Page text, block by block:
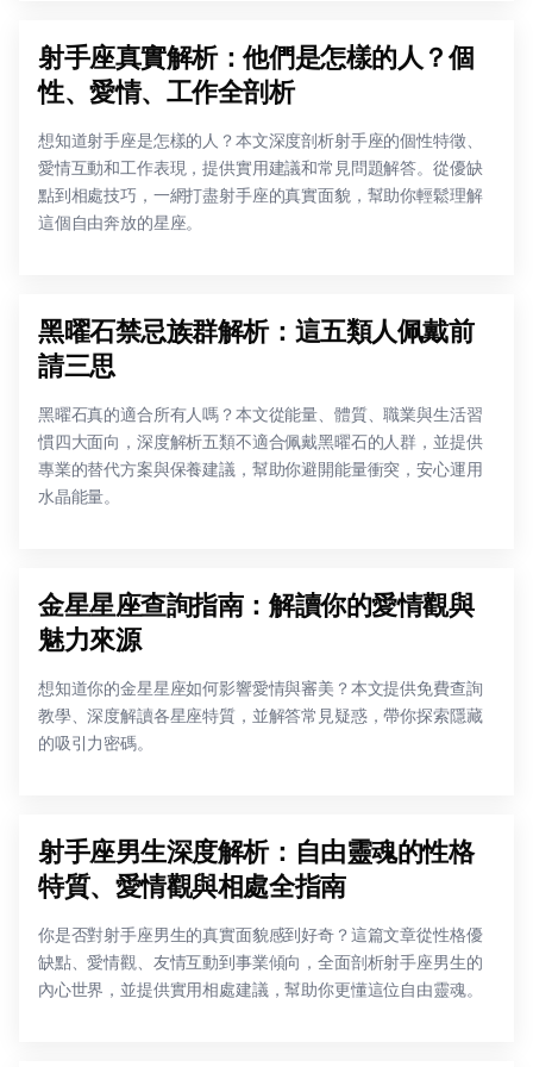
射手座真實解析：他們是怎樣的人？個
性、愛情、工作全剖析
想知道射手座是怎樣的人？本文深度剖析射手座的個性特徵、
愛情互動和工作表現，提供實用建議和常見問題解答。從優缺
點到相處技巧，一網打盡射手座的真實面貌，幫助你輕鬆理解
這個自由奔放的星座。
黑曜石禁忌族群解析：這五類人佩戴前
請三思
黑曜石真的適合所有人嗎？本文從能量、體質、職業與生活習
慣四大面向，深度解析五類不適合佩戴黑曜石的人群，並提供
專業的替代方案與保養建議，幫助你避開能量衝突，安心運用
水晶能量。
金星星座查詢指南：解讀你的愛情觀與
魅力來源
想知道你的金星星座如何影響愛情與審美？本文提供免費查詢
教學、深度解讀各星座特質，並解答常見疑惑，帶你探索隱藏
的吸引力密碼。
射手座男生深度解析：自由靈魂的性格
特質、愛情觀與相處全指南
你是否對射手座男生的真實面貌感到好奇？這篇文章從性格優
缺點、愛情觀、友情互動到事業傾向，全面剖析射手座男生的
內心世界，並提供實用相處建議，幫助你更懂這位自由靈魂。